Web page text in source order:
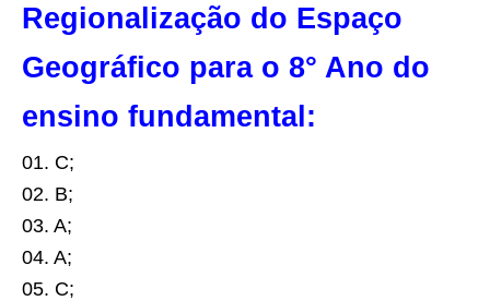
Regionalização do Espaço
Geográfico para o 8° Ano do
ensino fundamental:
01. C;
02. B;
03. A;
04. A;
05. C;